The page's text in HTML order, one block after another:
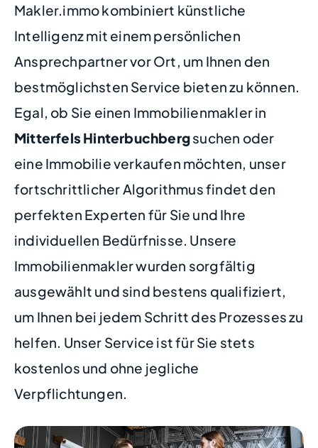
Makler.immo kombiniert künstliche
Intelligenz mit einem persönlichen
Ansprechpartner vor Ort, um Ihnen den
bestmöglichsten Service bieten zu können.
Egal, ob Sie einen Immobilienmakler in
Mitterfels Hinterbuchbergsuchen oder
eine Immobilie verkaufen möchten, unser
fortschrittlicher Algorithmus findet den
perfekten Experten für Sie und Ihre
individuellen Bedürfnisse. Unsere
Immobilienmakler wurden sorgfältig
ausgewählt und sind bestens qualifiziert,
um Ihnen bei jedem Schritt des Prozesses zu
helfen. Unser Service ist für Sie stets
kostenlos und ohne jegliche
Verpflichtungen.